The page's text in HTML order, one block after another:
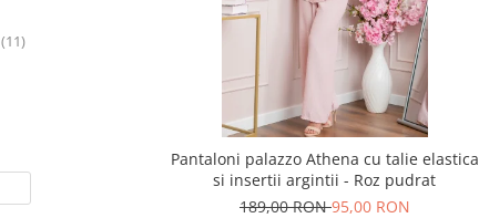
(11)
Pantaloni palazzo Athena cu talie elastica
si insertii argintii - Roz pudrat
189,00 RON95,00 RON